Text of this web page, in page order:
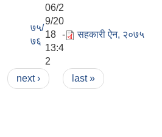
७५/
७६
06/2
9/20
18 -
13:4
2
सहकारी ऐन, २०७५
next › last »